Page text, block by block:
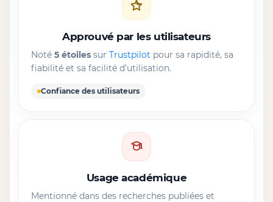
Approuvé par les utilisateurs
Noté 5 étoiles sur Trustpilot pour sa rapidité, sa
fiabilité et sa facilité d’utilisation.
Confiance des utilisateurs
Usage académique
Mentionné dans des recherches publiées et